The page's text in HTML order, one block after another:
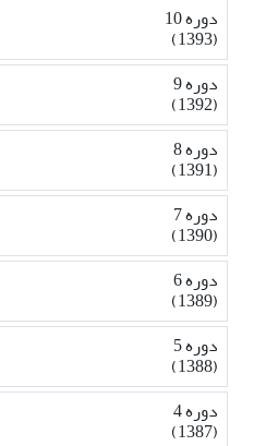
دوره 10
(1393)
دوره 9
(1392)
دوره 8
(1391)
دوره 7
(1390)
دوره 6
(1389)
دوره 5
(1388)
دوره 4
(1387)